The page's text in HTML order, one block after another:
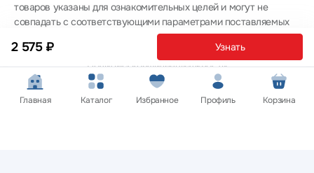
2 575 ₽ Узнать
товаров указаны для ознакомительных целей и могут не
совпадать с соответствующими параметрами поставляемых
товаров - уточняйте информацию у менеджера при
оформлении заказа.
Политика конфиденциальности
© 2012 — 2026 ООО «Эпл Тэк»
Главная Каталог Избранное Профиль Корзина